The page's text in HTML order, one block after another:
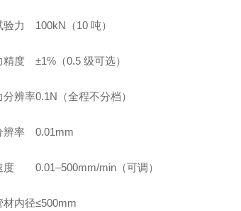
验力 100kN（10 吨）
精度 ±1%（0.5 级可选）
分辨率0.1N（全程不分档）
辨率 0.01mm
度 0.01–500mm/min（可调）
材内径≤500mm